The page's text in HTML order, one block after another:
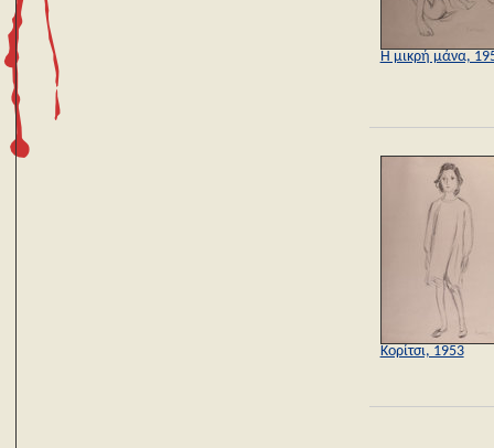
Η μικρή μάνα,
Κορίτσι, 1953